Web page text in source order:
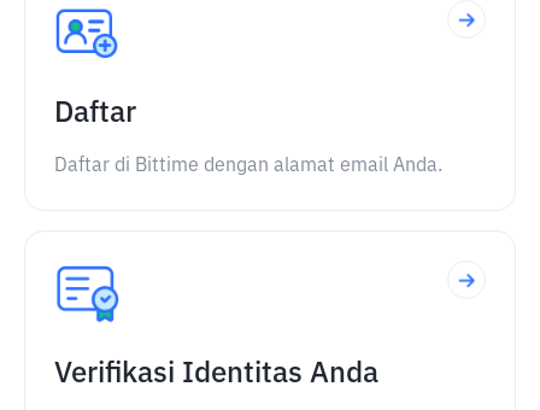
Daftar
Daftar di Bittime dengan alamat email Anda.
Verifikasi Identitas Anda